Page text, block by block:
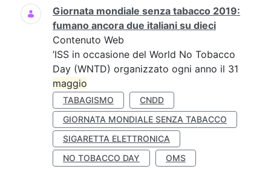
Giornata mondiale senza tabacco 2019:
fumano ancora due italiani su dieci
Contenuto Web
’ISS in occasione del World No Tobacco
Day (WNTD) organizzato ogni anno il 31
maggio
TABAGISMO
CNDD
GIORNATA MONDIALE SENZA TABACCO
SIGARETTA ELETTRONICA
NO TOBACCO DAY
OMS